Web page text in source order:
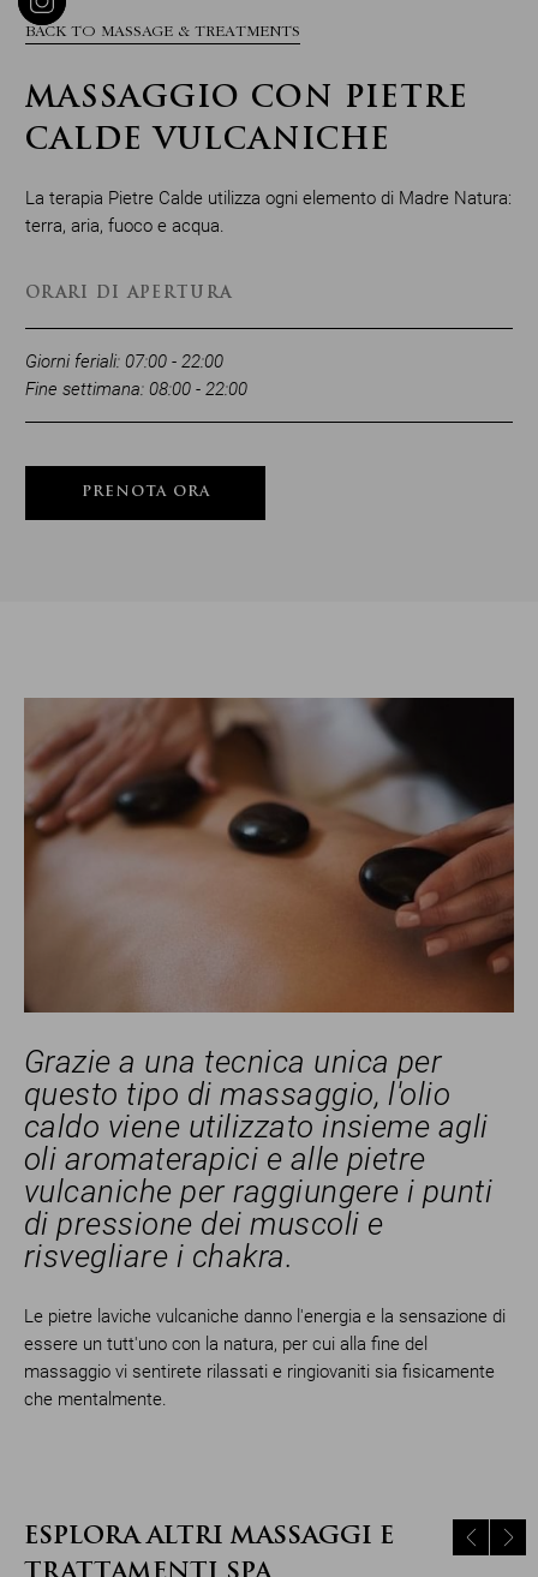
BACK TO MASSAGE & TREATMENTS
MASSAGGIO CON PIETRE
CALDE VULCANICHE
La terapia Pietre Calde utilizza ogni elemento di Madre Natura:
terra, aria, fuoco e acqua.
ORARI DI APERTURA
Giorni feriali: 07:00 - 22:00
Fine settimana: 08:00 - 22:00
PRENOTA ORA
Grazie a una tecnica unica per
questo tipo di massaggio, l'olio
caldo viene utilizzato insieme agli
oli aromaterapici e alle pietre
vulcaniche per raggiungere i punti
di pressione dei muscoli e
risvegliare i chakra.
Le pietre laviche vulcaniche danno l'energia e la sensazione di
essere un tutt'uno con la natura, per cui alla fine del
massaggio vi sentirete rilassati e ringiovaniti sia fisicamente
che mentalmente.
ESPLORA ALTRI MASSAGGI E